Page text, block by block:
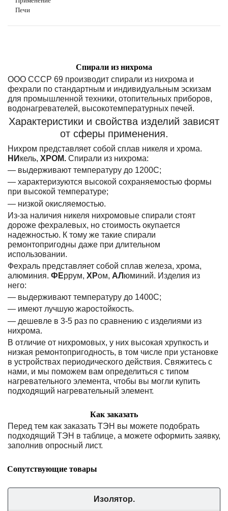
Печи
Спирали из нихрома
ООО СССР 69 производит спирали из нихрома и
фехрали по стандартным и индивидуальным эскизам
для промышленной техники, отопительных приборов,
водонагревателей, высокотемпературных печей.
Характеристики и свойства изделий зависят
от сферы применения.
Нихром представляет собой сплав никеля и хрома.
НИ кель, ХРОМ. Спирали из нихрома:
— выдерживают температуру до 1200С;
— характеризуются высокой сохраняемостью формы
при высокой температуре;
— низкой окисляемостью.
Из-за наличия никеля нихромовые спирали стоят
дороже фехралевых, но стоимость окупается
надежностью. К тому же такие спирали
ремонтопригодны даже при длительном
использовании.
Фехраль представляет собой сплав железа, хрома,
алюминия. ФЕррум, ХРом, АЛ юминий. Изделия из
него:
— выдерживают температуру до 1400С;
— имеют лучшую жаростойкость.
— дешевле в 3-5 раз по сравнению с изделиями из
нихрома.
В отличие от нихромовых, у них высокая хрупкость и
низкая ремонтопригодность, в том числе при установке
в устройствах периодического действия. Свяжитесь с
нами, и мы поможем вам определиться с типом
нагревательного элемента, чтобы вы могли купить
подходящий нагревательный элемент.
Как заказать
Перед тем как заказать ТЭН вы можете подобрать
подходящий ТЭН в таблице, а можете оформить заявку,
заполнив опросный лист.
Сопутствующие товары
Изолятор.